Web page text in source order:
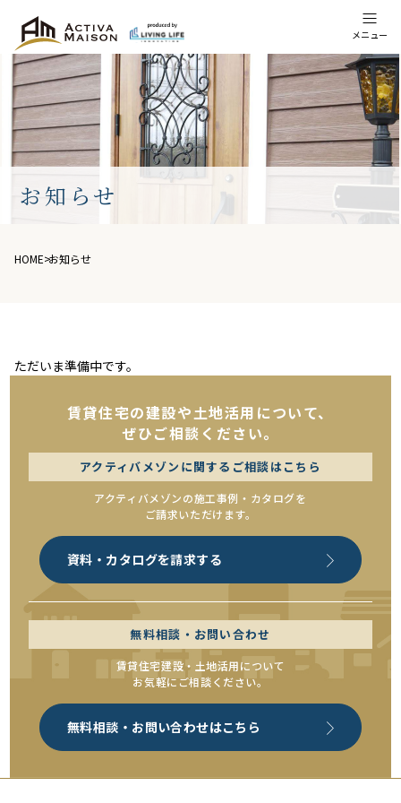
メニュー
お知らせ
HOME>お知らせ
ただいま準備中です。
賃貸住宅の建設や土地活用について、
ぜひご相談ください。
アクティバメゾンに関するご相談はこちら
アクティバメゾンの施工事例・カタログを
ご請求いただけます。
資料・カタログを請求する
無料相談・お問い合わせ
賃貸住宅建設・土地活用について
お気軽にご相談ください。
無料相談・お問い合わせはこちら